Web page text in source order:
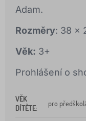
Adam.
Rozměry: 38 x
Věk: 3+
Prohlášení o
VĚK
DÍTĚTE:
pro